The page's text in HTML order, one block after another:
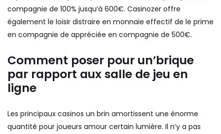
compagnie de 100% jusqu’à 600€. Casinozer offre
également le loisir distraire en monnaie effectif de le prime
en compagnie de appréciée en compagnie de 500€.
Comment poser pour un’brique
par rapport aux salle de jeu en
ligne
Les principaux casinos un brin amortissent une énorme
quantité pour joueurs amour certain lumière. Il n’y a pas